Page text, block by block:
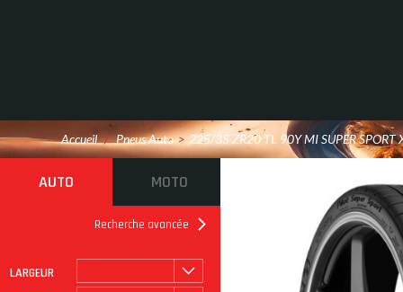
Accueil / Pneus Auto > 225/35 ZR20 TL 90Y MI SUPER SPORT
AUTO MOTO
Recherche avancée
LARGEUR
ROULAGE À PLAT